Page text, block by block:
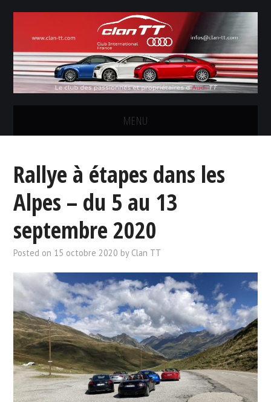
MENU
LES SORTIES
CONCOURS PHOTOS
FORUM
NOUS CONTACTER
NEWSLETTER
Rallye à étapes dans les
Alpes – du 5 au 13
septembre 2020
Posted on 15 octobre 2020 by Clan TT